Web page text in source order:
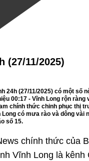
(27/11/2025)
24h (27/11/2025) có một số
00:17 - Vĩnh Long rộn ràng
chính thức chinh phục thị
Long có mưa rào và dông vài
số 15.
chính thức của
Vĩnh Long là kênh